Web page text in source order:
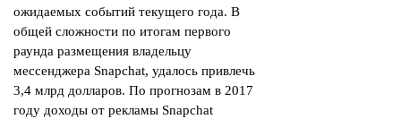
ожидаемых событий текущего года. В
общей сложности по итогам первого
раунда размещения владельцу
мессенджера Snapchat, удалось привлечь
3,4 млрд долларов. По прогнозам в 2017
году доходы от рекламы Snapchat